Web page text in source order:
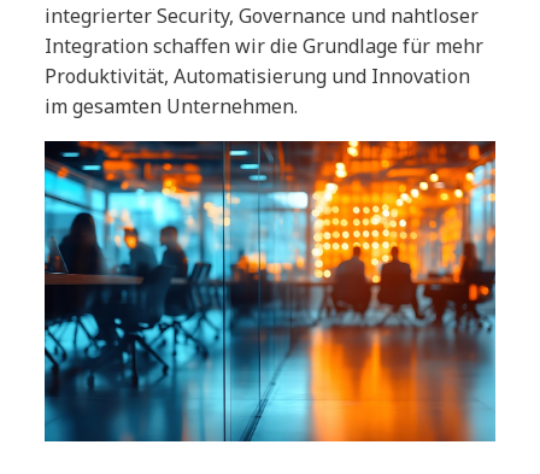
integrierter Security, Governance und nahtloser
Integration schaffen wir die Grundlage für mehr
Produktivität, Automatisierung und Innovation
im gesamten Unternehmen.